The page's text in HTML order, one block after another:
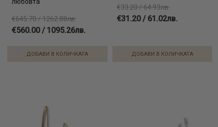
любовта
€645.70 / 1262.88лв.
€560.00 / 1095.26лв.
ДОБАВИ В КОЛИЧКАТА
€33.20 / 64.93лв.
€31.20 / 61.02лв.
ДОБАВИ В КОЛИЧКАТА